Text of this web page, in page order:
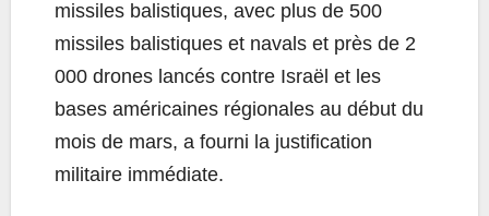
missiles balistiques, avec plus de 500
missiles balistiques et navals et près de 2
000 drones lancés contre Israël et les
bases américaines régionales au début du
mois de mars, a fourni la justification
militaire immédiate.